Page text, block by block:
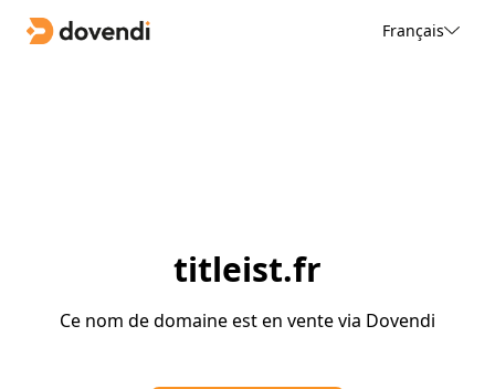
Français
titleist.fr
Ce nom de domaine est en vente via Dovendi